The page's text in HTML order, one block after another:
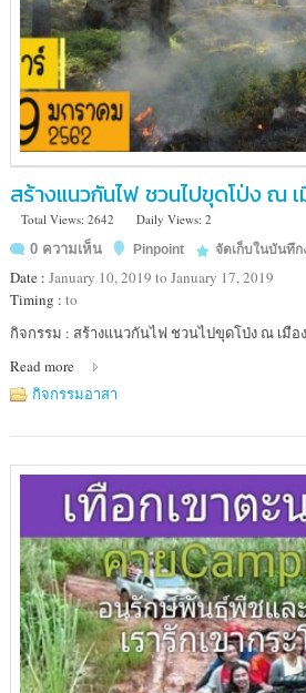
สร้างแนวกันไฟ ชวนไปขุดโป่ง ณ
Total Views: 2642
Daily Views: 2
0 ความเห็น
Pinpoint จัดเก็บในบันทึก
Date : January 10, 2019 to January 17, 2019
Timing : to
Location
เขต
รักษา
สัตว์
ป่า
ราชบุรี
กิจกรรม : สร้างแนวกันไฟ ชวนไปขุดโป่ง ณ เมือ
Read more
กิจกรรมอาสา